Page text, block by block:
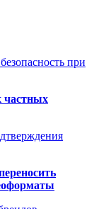
при
частных